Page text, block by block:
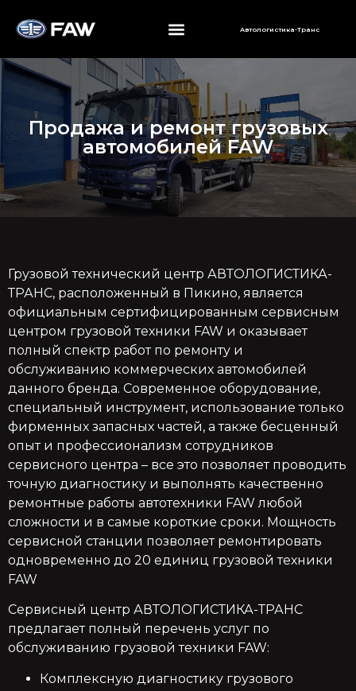
Автологистика-Транс
Продажа и ремонт грузовых
автомобилей FAW
Грузовой технический центр АВТОЛОГИСТИКА-
ТРАНС, расположенный в Пикино, является
официальным сертифицированным сервисным
центром грузовой техники FAW и оказывает
полный спектр работ по ремонту и
обслуживанию коммерческих автомобилей
данного бренда. Современное оборудование,
специальный инструмент, использование только
фирменных запасных частей, а также бесценный
опыт и профессионализм сотрудников
сервисного центра – все это позволяет проводить
точную диагностику и выполнять качественно
ремонтные работы автотехники FAW любой
сложности и в самые короткие сроки. Мощность
сервисной станции позволяет ремонтировать
одновременно до 20 единиц грузовой техники
FAW
Сервисный центр АВТОЛОГИСТИКА-ТРАНС
предлагает полный перечень услуг по
обслуживанию грузовой техники FAW:
Комплексную диагностику грузового